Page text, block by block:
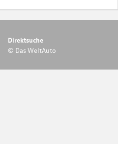
Direktsuche
© Das WeltAuto